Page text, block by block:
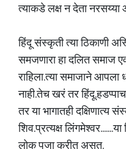
त्याकडे लक्ष न देता नरसय्या
हिंदू संस्कृती त्या ठिकाणी
समजणारा हा दलित समाज
राहिला.त्या समाजाने आपला
नाही.तेच खरं तर
तर या भागातही दक्षिणात्य
शिव.प्रत्यक्ष